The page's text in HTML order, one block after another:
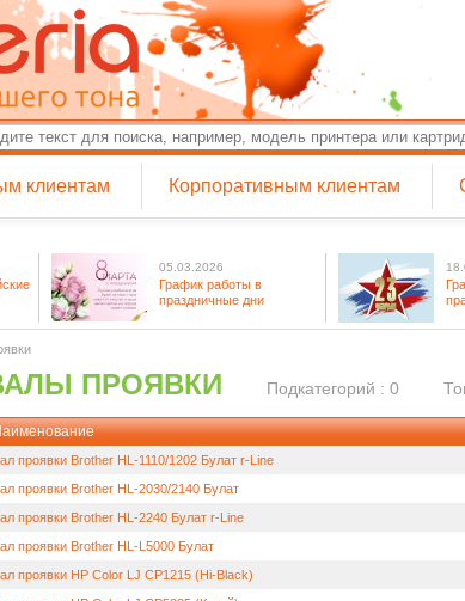
клиентам Корпоративным клиентам
05.03.2026
График работы в
праздничные дни
ПРОЯВКИ Подкатегорий : 0
проявки Brother HL-1110/1202 Булат r-Line
проявки Brother HL-2030/2140 Булат
проявки Brother HL-2240 Булат r-Line
проявки Brother HL-L5000 Булат
проявки HP Color LJ CP1215 (Hi-Black)